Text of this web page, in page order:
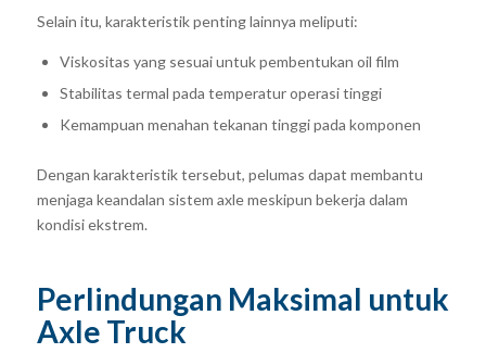
Selain itu, karakteristik penting lainnya meliputi:
Viskositas yang sesuai untuk pembentukan oil film
Stabilitas termal pada temperatur operasi tinggi
Kemampuan menahan tekanan tinggi pada komponen
Dengan karakteristik tersebut, pelumas dapat membantu
menjaga keandalan sistem axle meskipun bekerja dalam
kondisi ekstrem.
Perlindungan Maksimal untuk
Axle Truck